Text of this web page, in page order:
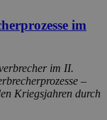
im
im II.
–
Kriegsjahren durch